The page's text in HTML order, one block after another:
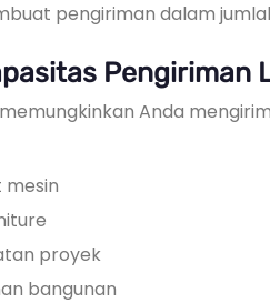
pengiriman dalam
Pengiriman
Anda
mesin
proyek
bangunan